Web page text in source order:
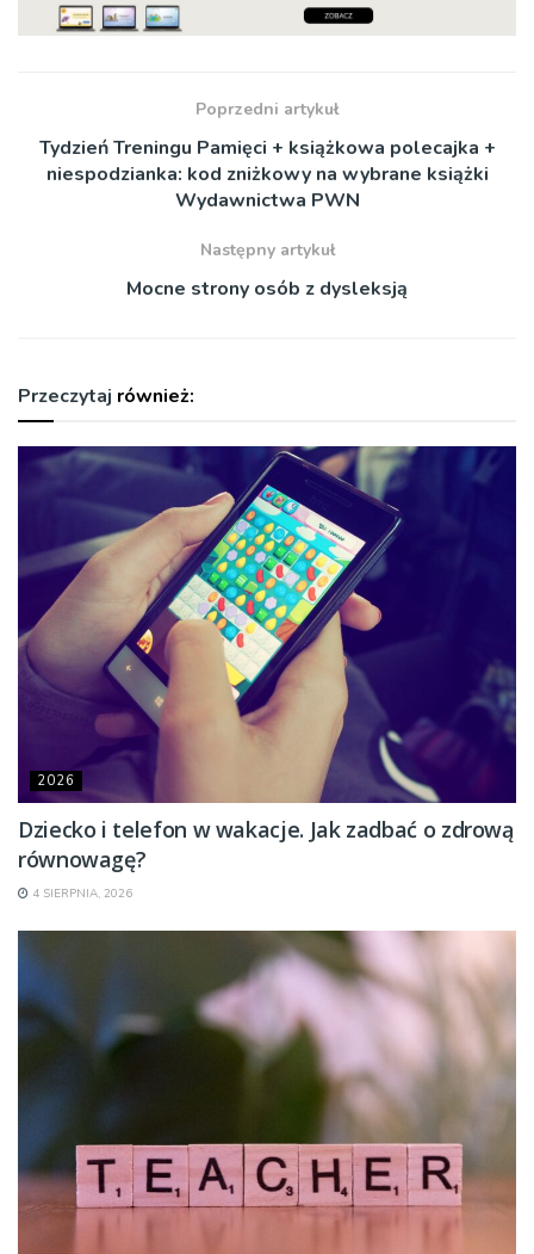
Poprzedni artykuł
Tydzień Treningu Pamięci + książkowa polecajka +
niespodzianka: kod zniżkowy na wybrane książki
Wydawnictwa PWN
Następny artykuł
Mocne strony osób z dysleksją
Przeczytaj również:
2026
Dziecko i telefon w wakacje. Jak zadbać o zdrową
równowagę?
4 SIERPNIA, 2026